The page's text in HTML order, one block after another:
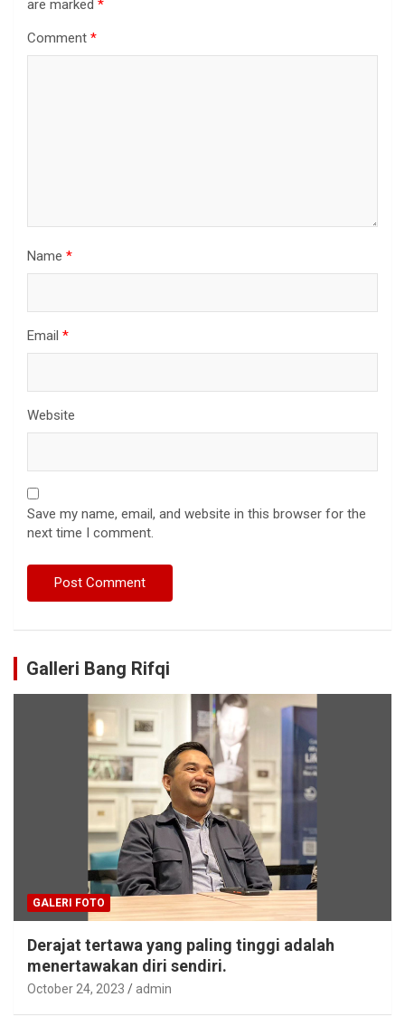
are marked *
Comment *
Name *
Email *
Website
Save my name, email, and website in this browser for the
next time I comment.
Galleri Bang Rifqi
GALERI FOTO
Derajat tertawa yang paling tinggi adalah
menertawakan diri sendiri.
October 24, 2023 admin